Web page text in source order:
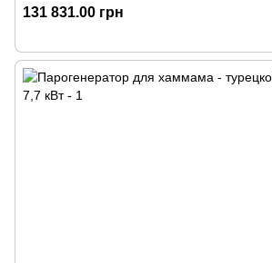
131 831.00 грн